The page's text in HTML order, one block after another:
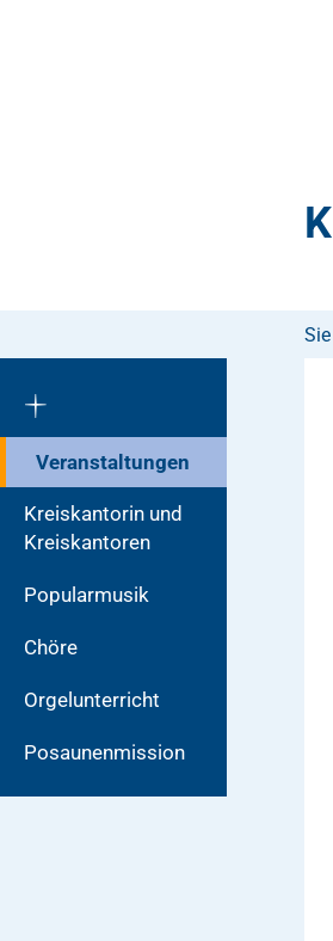
Veranstaltungen
Kreiskantorin und
Kreiskantoren
Popularmusik
Chöre
Orgelunterricht
Posaunenmission